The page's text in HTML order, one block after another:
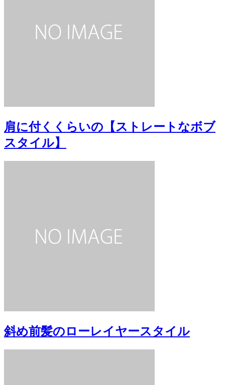
肩に付くくらいの【ストレートなボブ
スタイル】
斜め前髪のローレイヤースタイル